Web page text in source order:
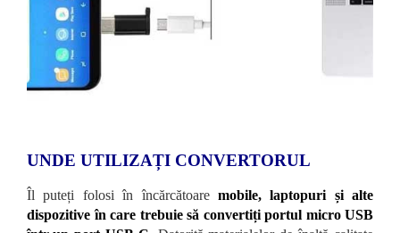
UNDE UTILIZAȚI CONVERTORUL
Îl puteți folosi în încărcătoare mobile, laptopuri și alte
dispozitive în care trebuie să convertiți portul micro USB